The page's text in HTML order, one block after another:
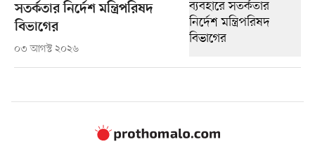
সতর্কতার নির্দেশ মন্ত্রিপরিষদ
বিভাগের
০৩ আগস্ট ২০২৬